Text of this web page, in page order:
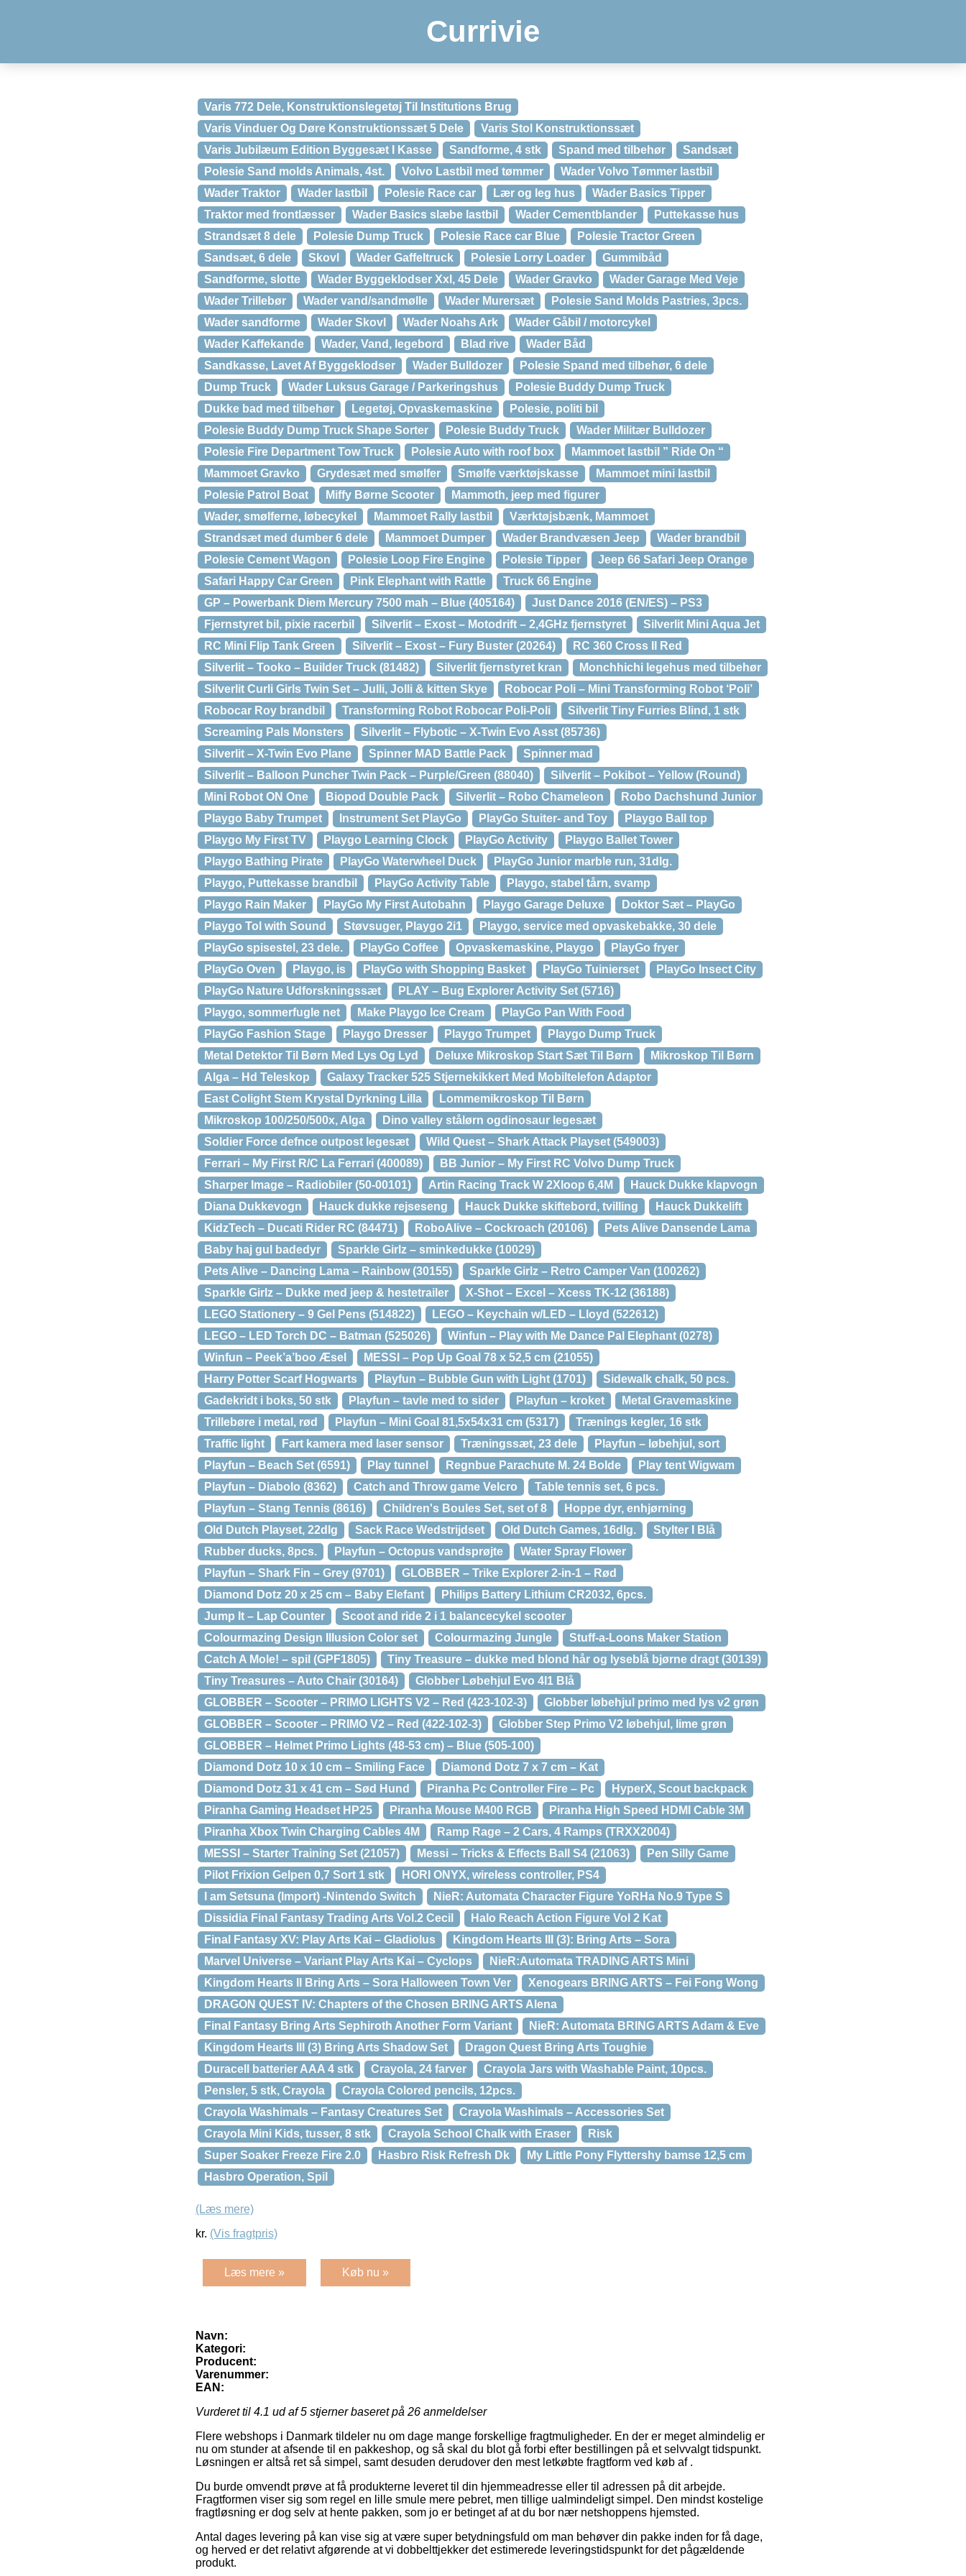
Currivie
Varis 772 Dele, Konstruktionslegetøj Til Institutions Brug
Varis Vinduer Og Døre Konstruktionssæt 5 Dele
Varis Stol Konstruktionssæt
Varis Jubilæum Edition Byggesæt I Kasse
Sandforme, 4 stk Spand med tilbehør
Sandsæt
Polesie Sand molds Animals, 4st.
Volvo Lastbil med tømmer
Wader Volvo Tømmer lastbil
Wader Traktor
Wader lastbil Polesie Race car Lær og leg hus
Wader Basics Tipper
Traktor med frontlæsser
Wader Basics slæbe lastbil Wader Cementblander
Puttekasse hus
Strandsæt 8 dele
Polesie Dump Truck Polesie Race car Blue
Polesie Tractor Green
Sandsæt, 6 dele
Skovl Wader Gaffeltruck Polesie Lorry Loader
Gummibåd
Sandforme, slotte
Wader Byggeklodser Xxl, 45 Dele Wader Gravko
Wader Garage Med Veje
Wader Trillebør
Wader vand/sandmølle Wader Murersæt
Polesie Sand Molds Pastries, 3pcs.
Wader sandforme
Wader Skovl Wader Noahs Ark
Wader Gåbil / motorcykel
Wader Kaffekande
Wader, Vand, legebord Blad rive
Wader Båd
Sandkasse, Lavet Af Byggeklodser
Wader Bulldozer
Polesie Spand med tilbehør, 6 dele
Dump Truck
Wader Luksus Garage / Parkeringshus
Polesie Buddy Dump Truck
Dukke bad med tilbehør
Legetøj, Opvaskemaskine
Polesie, politi bil
Polesie Buddy Dump Truck Shape Sorter
Polesie Buddy Truck
Wader Militær Bulldozer
Polesie Fire Department Tow Truck
Polesie Auto with roof box
Mammoet lastbil ” Ride On “
Mammoet Gravko
Grydesæt med smølfer Smølfe værktøjskasse
Mammoet mini lastbil
Polesie Patrol Boat
Miffy Børne Scooter
Mammoth, jeep med figurer
Wader, smølferne, løbecykel
Mammoet Rally lastbil
Værktøjsbænk, Mammoet
Strandsæt med dumber 6 dele
Mammoet Dumper Wader Brandvæsen Jeep
Wader brandbil
Polesie Cement Wagon
Polesie Loop Fire Engine Polesie Tipper
Jeep 66 Safari Jeep Orange
Safari Happy Car Green
Pink Elephant with Rattle
Truck 66 Engine
GP – Powerbank Diem Mercury 7500 mah – Blue (405164)
Just Dance 2016 (EN/ES) – PS3
Fjernstyret bil, pixie racerbil
Silverlit – Exost – Motodrift – 2,4GHz fjernstyret
Silverlit Mini Aqua Jet
RC Mini Flip Tank Green
Silverlit – Exost – Fury Buster (20264)
RC 360 Cross II Red
Silverlit – Tooko – Builder Truck (81482)
Silverlit fjernstyret kran
Monchhichi legehus med tilbehør
Silverlit Curli Girls Twin Set – Julli, Jolli & kitten Skye
Robocar Poli – Mini Transforming Robot ‘Poli’
Robocar Roy brandbil
Transforming Robot Robocar Poli-Poli
Silverlit Tiny Furries Blind, 1 stk
Screaming Pals Monsters
Silverlit – Flybotic – X-Twin Evo Asst (85736)
Silverlit – X-Twin Evo Plane
Spinner MAD Battle Pack
Spinner mad
Silverlit – Balloon Puncher Twin Pack – Purple/Green (88040)
Silverlit – Pokibot – Yellow (Round)
Mini Robot ON One
Biopod Double Pack Silverlit – Robo Chameleon
Robo Dachshund Junior
Playgo Baby Trumpet
Instrument Set PlayGo PlayGo Stuiter- and Toy
Playgo Ball top
Playgo My First TV
Playgo Learning Clock PlayGo Activity
Playgo Ballet Tower
Playgo Bathing Pirate
PlayGo Waterwheel Duck
PlayGo Junior marble run, 31dlg.
Playgo, Puttekasse brandbil
PlayGo Activity Table
Playgo, stabel tårn, svamp
Playgo Rain Maker
PlayGo My First Autobahn Playgo Garage Deluxe
Doktor Sæt – PlayGo
Playgo Tol with Sound
Støvsuger, Playgo 2i1
Playgo, service med opvaskebakke, 30 dele
PlayGo spisestel, 23 dele.
PlayGo Coffee Opvaskemaskine, Playgo
PlayGo fryer
PlayGo Oven
Playgo, is PlayGo with Shopping Basket PlayGo Tuinierset
PlayGo Insect City
PlayGo Nature Udforskningssæt
PLAY – Bug Explorer Activity Set (5716)
Playgo, sommerfugle net
Make Playgo Ice Cream
PlayGo Pan With Food
PlayGo Fashion Stage
Playgo Dresser Playgo Trumpet
Playgo Dump Truck
Metal Detektor Til Børn Med Lys Og Lyd
Deluxe Mikroskop Start Sæt Til Børn
Mikroskop Til Børn
Alga – Hd Teleskop
Galaxy Tracker 525 Stjernekikkert Med Mobiltelefon Adaptor
East Colight Stem Krystal Dyrkning Lilla
Lommemikroskop Til Børn
Mikroskop 100/250/500x, Alga
Dino valley stålørn ogdinosaur legesæt
Soldier Force defnce outpost legesæt
Wild Quest – Shark Attack Playset (549003)
Ferrari – My First R/C La Ferrari (400089)
BB Junior – My First RC Volvo Dump Truck
Sharper Image – Radiobiler (50-00101)
Artin Racing Track W 2Xloop 6,4M
Hauck Dukke klapvogn
Diana Dukkevogn
Hauck dukke rejseseng Hauck Dukke skiftebord, tvilling
Hauck Dukkelift
KidzTech – Ducati Rider RC (84471)
RoboAlive – Cockroach (20106)
Pets Alive Dansende Lama
Baby haj gul badedyr
Sparkle Girlz – sminkedukke (10029)
Pets Alive – Dancing Lama – Rainbow (30155)
Sparkle Girlz – Retro Camper Van (100262)
Sparkle Girlz – Dukke med jeep & hestetrailer
X-Shot – Excel – Xcess TK-12 (36188)
LEGO Stationery – 9 Gel Pens (514822)
LEGO – Keychain w/LED – Lloyd (522612)
LEGO – LED Torch DC – Batman (525026)
Winfun – Play with Me Dance Pal Elephant (0278)
Winfun – Peek’a’boo Æsel
MESSI – Pop Up Goal 78 x 52,5 cm (21055)
Harry Potter Scarf Hogwarts
Playfun – Bubble Gun with Light (1701)
Sidewalk chalk, 50 pcs.
Gadekridt i boks, 50 stk
Playfun – tavle med to sider Playfun – kroket
Metal Gravemaskine
Trillebøre i metal, rød
Playfun – Mini Goal 81,5x54x31 cm (5317)
Trænings kegler, 16 stk
Traffic light
Fart kamera med laser sensor Træningssæt, 23 dele
Playfun – løbehjul, sort
Playfun – Beach Set (6591)
Play tunnel Regnbue Parachute M. 24 Bolde
Play tent Wigwam
Playfun – Diabolo (8362)
Catch and Throw game Velcro
Table tennis set, 6 pcs.
Playfun – Stang Tennis (8616)
Children's Boules Set, set of 8
Hoppe dyr, enhjørning
Old Dutch Playset, 22dlg
Sack Race Wedstrijdset Old Dutch Games, 16dlg.
Stylter I Blå
Rubber ducks, 8pcs.
Playfun – Octopus vandsprøjte
Water Spray Flower
Playfun – Shark Fin – Grey (9701)
GLOBBER – Trike Explorer 2-in-1 – Rød
Diamond Dotz 20 x 25 cm – Baby Elefant
Philips Battery Lithium CR2032, 6pcs.
Jump It – Lap Counter
Scoot and ride 2 i 1 balancecykel scooter
Colourmazing Design Illusion Color set
Colourmazing Jungle
Stuff-a-Loons Maker Station
Catch A Mole! – spil (GPF1805)
Tiny Treasure – dukke med blond hår og lyseblå bjørne dragt (30139)
Tiny Treasures – Auto Chair (30164)
Globber Løbehjul Evo 4I1 Blå
GLOBBER – Scooter – PRIMO LIGHTS V2 – Red (423-102-3)
Globber løbehjul primo med lys v2 grøn
GLOBBER – Scooter – PRIMO V2 – Red (422-102-3)
Globber Step Primo V2 løbehjul, lime grøn
GLOBBER – Helmet Primo Lights (48-53 cm) – Blue (505-100)
Diamond Dotz 10 x 10 cm – Smiling Face
Diamond Dotz 7 x 7 cm – Kat
Diamond Dotz 31 x 41 cm – Sød Hund
Piranha Pc Controller Fire – Pc
HyperX, Scout backpack
Piranha Gaming Headset HP25
Piranha Mouse M400 RGB
Piranha High Speed HDMI Cable 3M
Piranha Xbox Twin Charging Cables 4M
Ramp Rage – 2 Cars, 4 Ramps (TRXX2004)
MESSI – Starter Training Set (21057)
Messi – Tricks & Effects Ball S4 (21063)
Pen Silly Game
Pilot Frixion Gelpen 0,7 Sort 1 stk
HORI ONYX, wireless controller, PS4
I am Setsuna (Import) -Nintendo Switch
NieR: Automata Character Figure YoRHa No.9 Type S
Dissidia Final Fantasy Trading Arts Vol.2 Cecil
Halo Reach Action Figure Vol 2 Kat
Final Fantasy XV: Play Arts Kai – Gladiolus
Kingdom Hearts III (3): Bring Arts – Sora
Marvel Universe – Variant Play Arts Kai – Cyclops
NieR:Automata TRADING ARTS Mini
Kingdom Hearts II Bring Arts – Sora Halloween Town Ver
Xenogears BRING ARTS – Fei Fong Wong
DRAGON QUEST IV: Chapters of the Chosen BRING ARTS Alena
Final Fantasy Bring Arts Sephiroth Another Form Variant
NieR: Automata BRING ARTS Adam & Eve
Kingdom Hearts III (3) Bring Arts Shadow Set
Dragon Quest Bring Arts Toughie
Duracell batterier AAA 4 stk
Crayola, 24 farver
Crayola Jars with Washable Paint, 10pcs.
Pensler, 5 stk, Crayola
Crayola Colored pencils, 12pcs.
Crayola Washimals – Fantasy Creatures Set
Crayola Washimals – Accessories Set
Crayola Mini Kids, tusser, 8 stk
Crayola School Chalk with Eraser
Risk
Super Soaker Freeze Fire 2.0
Hasbro Risk Refresh Dk
My Little Pony Flyttershy bamse 12,5 cm
Hasbro Operation, Spil
(Læs mere)
kr. (Vis fragtpris)
Læs mere » Køb nu »
Navn:
Kategori:
Producent:
Varenummer:
EAN:
Vurderet til 4.1 ud af 5 stjerner baseret på 26 anmeldelser
Flere webshops i Danmark tildeler nu om dage mange forskellige fragtmuligheder. En der er meget almindelig er
nu om stunder at afsende til en pakkeshop, og så skal du blot gå forbi efter bestillingen på et selvvalgt tidspunkt.
Løsningen er altså ret så simpel, samt desuden derudover den mest letkøbte fragtform ved køb af .
Du burde omvendt prøve at få produkterne leveret til din hjemmeadresse eller til adressen på dit arbejde.
Fragtformen viser sig som regel en lille smule mere pebret, men tillige ualmindeligt simpel. Den mindst kostelige
fragtløsning er dog selv at hente pakken, som jo er betinget af at du bor nær netshoppens hjemsted.
Antal dages levering på kan vise sig at være super betydningsfuld om man behøver din pakke inden for få dage,
og herved er det relativt afgørende at vi dobbelttjekker det estimerede leveringstidspunkt for det pågældende
produkt.